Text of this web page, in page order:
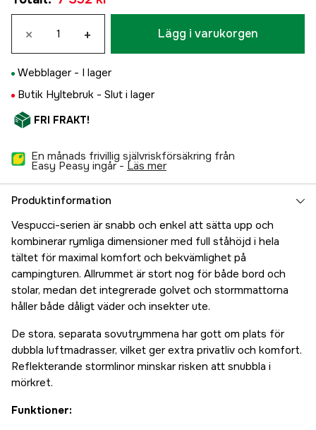
× + Lägg i varukorgen
Webblager - I lager
Butik Hyltebruk - Slut i lager
FRI FRAKT!
En månads frivillig självriskförsäkring från
Easy Peasy ingår - läs mer
Produktinformation
Vespucci-serien är snabb och enkel att sätta upp och
kombinerar rymliga dimensioner med full ståhöjd i hela
tältet för maximal komfort och bekvämlighet på
campingturen. Allrummet är stort nog för både bord och
stolar, medan det integrerade golvet och stormmattorna
håller både dåligt väder och insekter ute.
De stora, separata sovutrymmena har gott om plats för
dubbla luftmadrasser, vilket ger extra privatliv och komfort.
Reflekterande stormlinor minskar risken att snubbla i
mörkret.
Funktioner: